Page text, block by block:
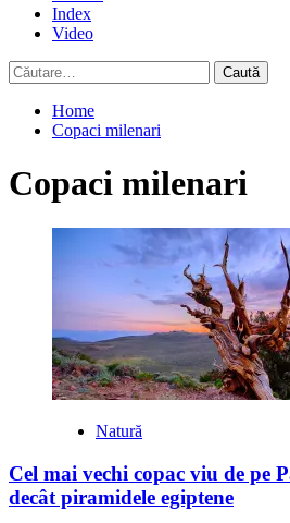
Index
Video
Caută
după:
Home
Copaci milenari
Copaci milenari
Natură
Cel mai vechi copac viu de pe
decât piramidele egiptene